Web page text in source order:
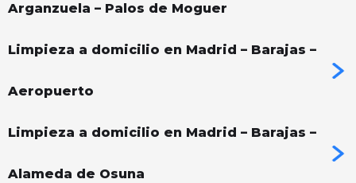
Arganzuela – Palos de Moguer
Limpieza a domicilio en Madrid – Barajas –
Aeropuerto
Limpieza a domicilio en Madrid – Barajas –
Alameda de Osuna